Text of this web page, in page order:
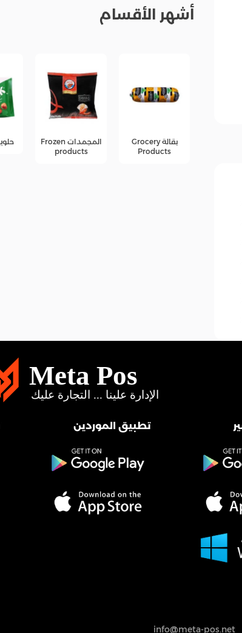
أشهر الأقسام
المجمدات Frozen
products
حلويات Candies
تطبيق الموردين
info@meta-pos.net